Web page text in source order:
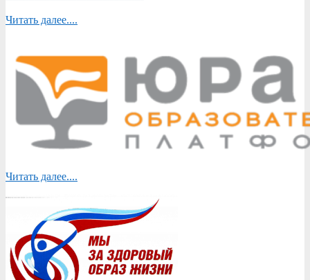
Читать далее....
Читать далее....